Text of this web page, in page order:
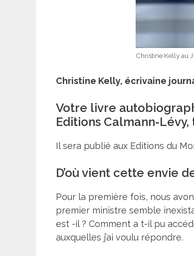
Christine Kelly au
Christine Kelly, écrivaine
Votre livre
Editions Calmann-
Il sera publié aux Editions du
D’où vient cette envie
Pour la première fois, nous
premier ministre semble
est -il ? Comment a t-il pu
auxquelles j’ai voulu répondre.